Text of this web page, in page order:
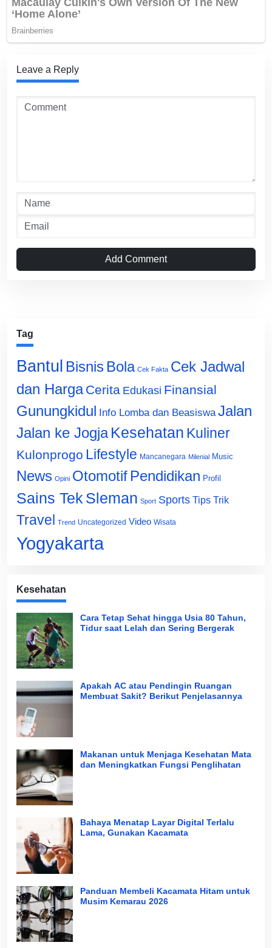
Leave a Reply
Add Comment
Tag
Bantul Bisnis Bola Cek Fakta Cek Jadwal
dan Harga Cerita Edukasi Finansial
Gunungkidul Info Lomba dan Beasiswa Jalan
Jalan ke Jogja Kesehatan Kuliner
Kulonprogo Lifestyle Mancanegara Milenial Music
News Opini Otomotif Pendidikan Profil
Sains Tek Sleman Sport Sports Tips Trik
Travel Trend Uncategorized Video Wisata
Yogyakarta
Kesehatan
Cara Tetap Sehat hingga Usia 80 Tahun,
Tidur saat Lelah dan Sering Bergerak
Apakah AC atau Pendingin Ruangan
Membuat Sakit? Berikut Penjelasannya
Makanan untuk Menjaga Kesehatan Mata
dan Meningkatkan Fungsi Penglihatan
Bahaya Menatap Layar Digital Terlalu
Lama, Gunakan Kacamata
Panduan Membeli Kacamata Hitam untuk
Musim Kemarau 2026